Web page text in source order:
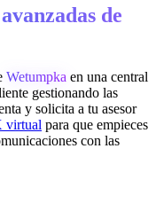
de
Wetumpka en una central
gestionando las
y solicita a tu asesor
virtual para que empieces
con las